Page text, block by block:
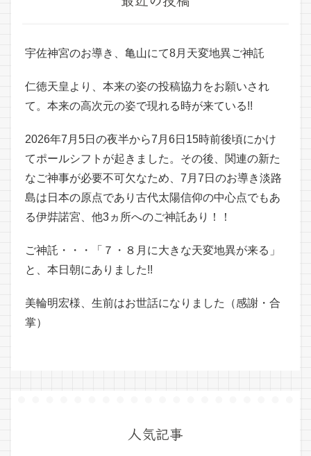
宇佐神宮のお導き、亀山にて8月天変地異ご神託
仁徳天皇より、本来の姿の投稿協力をお願いされ
て。本来の高次元の姿で現れる時が来ている!!
2026年7月5日の夜半から7月6日15時前後頃にかけ
てポールシフトが起きました。その後、関連の新た
なご神事が必要不可欠なため、7月7日のお導き淡路
島は日本の原点であり古代太陽信仰の中心点でもあ
る伊弉諾宮、他3ヵ所へのご神託あり！！
ご神託・・・「７・８月に大きな天変地異が来る」
と、本日朝にありました!!
美輪明宏様、生前はお世話になりました（感謝・合
掌）
人気記事